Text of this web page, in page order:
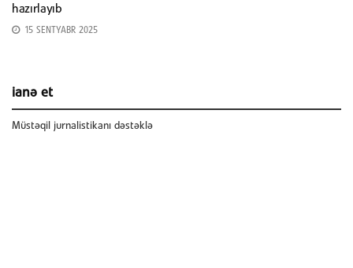
hazırlayıb
15 SENTYABR 2025
ianə et
Müstəqil jurnalistikanı dəstəklə